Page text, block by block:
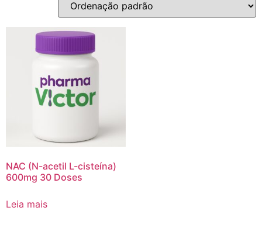
NAC (N-acetil L-cisteína)
600mg 30 Doses
Leia mais